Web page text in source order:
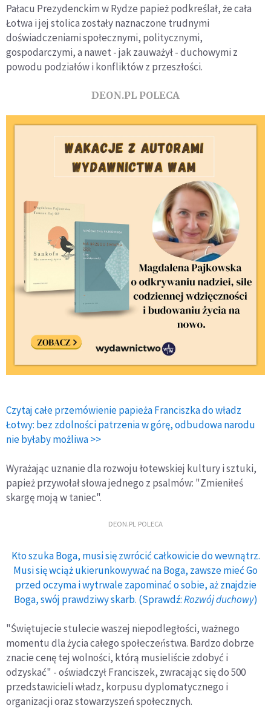
Pałacu Prezydenckim w Rydze papież podkreślał, że cała
Łotwa i jej stolica zostały naznaczone trudnymi
doświadczeniami społecznymi, politycznymi,
gospodarczymi, a nawet - jak zauważył - duchowymi z
powodu podziałów i konfliktów z przeszłości.
DEON.PL POLECA
Czytaj całe przemówienie papieża Franciszka do władz
Łotwy: bez zdolności patrzenia w górę, odbudowa narodu
nie byłaby możliwa >>
Wyrażając uznanie dla rozwoju łotewskiej kultury i sztuki,
papież przywołał słowa jednego z psalmów: "Zmieniłeś
skargę moją w taniec".
DEON.PL POLECA
Kto szuka Boga, musi się zwrócić całkowicie do wewnątrz.
Musi się wciąż ukierunkowywać na Boga, zawsze mieć Go
przed oczyma i wytrwale zapominać o sobie, aż znajdzie
Boga, swój prawdziwy skarb. (Sprawdź:Rozwój duchowy)
"Świętujecie stulecie waszej niepodległości, ważnego
momentu dla życia całego społeczeństwa. Bardzo dobrze
znacie cenę tej wolności, którą musieliście zdobyć i
odzyskać" - oświadczył Franciszek, zwracając się do 500
przedstawicieli władz, korpusu dyplomatycznego i
organizacji oraz stowarzyszeń społecznych.